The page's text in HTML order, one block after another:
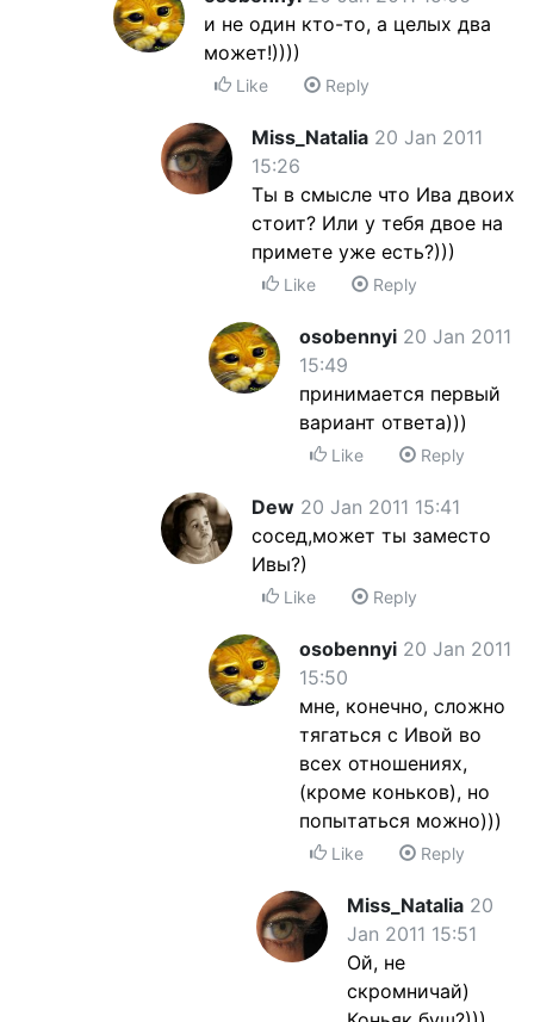
и не один кто-то, а целых два
может!))))
Like Reply
Miss_Natalia 20 Jan 2011
15:26
Ты в смысле что Ива двоих
стоит? Или у тебя двое на
примете уже есть?)))
Like Reply
osobennyi 20 Jan 2011
15:49
принимается первый
вариант ответа)))
Like Reply
Dew 20 Jan 2011 15:41
сосед,может ты заместо
Ивы?)
Like Reply
osobennyi 20 Jan 2011
15:50
мне, конечно, сложно
тягаться с Ивой во
всех отношениях,
(кроме коньков), но
попытаться можно)))
Like Reply
Miss_Natalia 20
Jan 2011 15:51
Ой, не
скромничай)